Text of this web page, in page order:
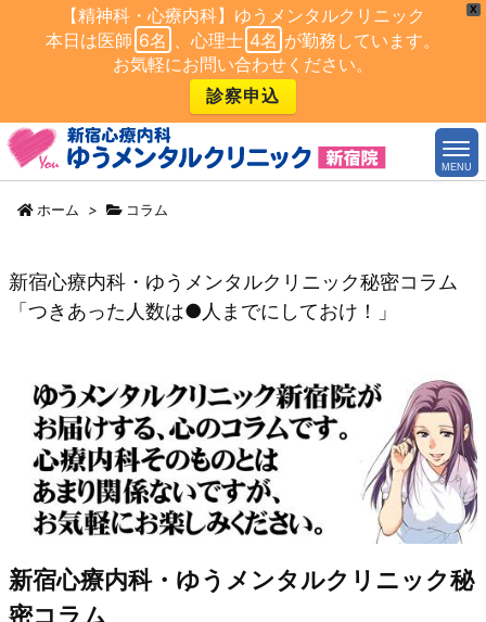
X
【精神科・心療内科】ゆうメンタルクリニック
本日は医師 6名 、心理士 4名 が勤務しています。
お気軽にお問い合わせください。
診察申込
MENU
ホーム > コラム
新宿心療内科・ゆうメンタルクリニック秘密コラム
「つきあった人数は●人までにしておけ！」
新宿心療内科・ゆうメンタルクリニック秘
密コラム